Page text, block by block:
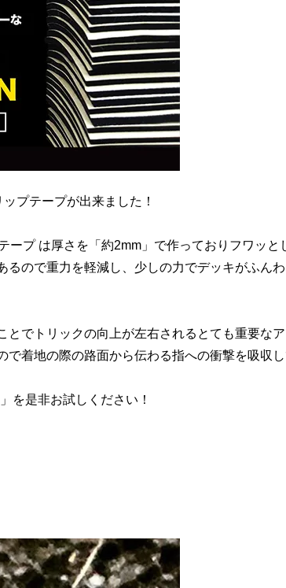
プテープが出来ました！
ープ は厚さを「約2mm」で作っておりフワッと
ので重力を軽減し、少しの力でデッキがふん
でトリックの向上が左右されるとても重要な
着地の際の路面から伝わる指への衝撃を吸収し
を是非お試しください！